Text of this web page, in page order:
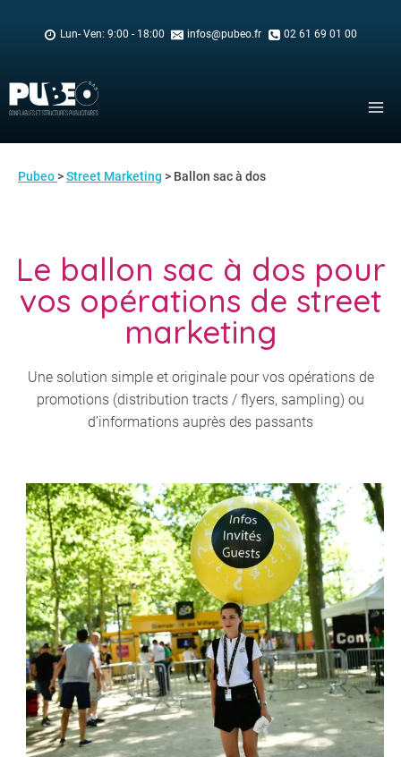
Lun- Ven: 9:00 - 18:00 infos@pubeo.fr 02 61 69 01 00
Pubeo>Street Marketing > Ballon sac à dos
Le ballon sac à dos pour
vos opérations de street
marketing
Une solution simple et originale pour vos opérations de
promotions (distribution tracts / flyers, sampling) ou
d’informations auprès des passants